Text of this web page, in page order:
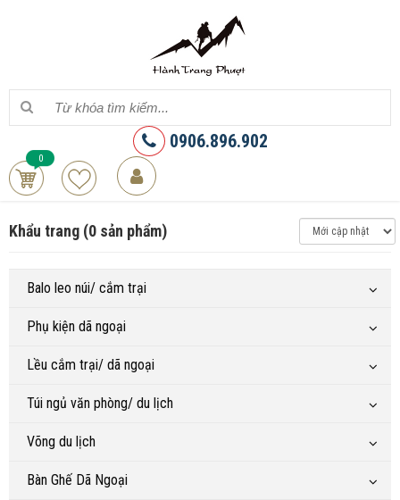
0906.896.902
0
Khẩu trang (0 sản phẩm)
Balo leo núi/ cắm trại
Phụ kiện dã ngoại
Lều cắm trại/ dã ngoại
Túi ngủ văn phòng/ du lịch
Võng du lịch
Bàn Ghế Dã Ngoại